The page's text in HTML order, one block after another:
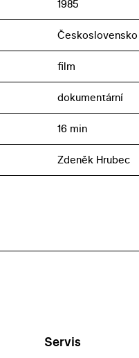
1985
Československo
film
dokumentární
16 min
Zdeněk Hrubec
Servis